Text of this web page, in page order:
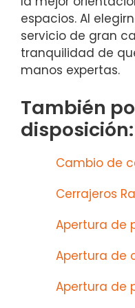
espacios. Al
servicio de gran
tranquilidad de
manos expertas.
También
disposición:
Cambio de
Cerrajeros
Apertura de
Apertura de
Apertura de